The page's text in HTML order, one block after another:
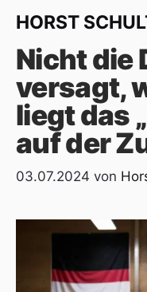
HORST
Nicht die
versagt,
liegt das
auf der
03.07.2024 von